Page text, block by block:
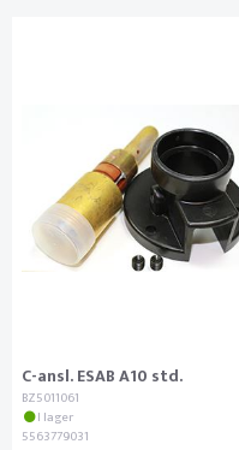
C-ansl. ESAB A10 std.
BZ5011061
I lager
5563779031